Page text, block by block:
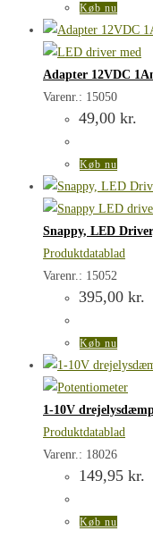
Køb nu
Adapter 12VDC
Varenr.: 15050
49,00 kr.
Køb nu
Snappy, LED
Produktdatablad
Varenr.: 15052
395,00 kr.
Køb nu
1-10V
Produktdatablad
Varenr.: 18026
149,95 kr.
Køb nu